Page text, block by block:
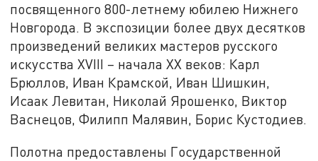
посвященного 800-летнему юбилею Нижнего
Новгорода. В экспозиции более двух десятков
произведений великих мастеров русского
искусства XVIII – начала XX веков: Карл
Брюллов, Иван Крамской, Иван Шишкин,
Исаак Левитан, Николай Ярошенко, Виктор
Васнецов, Филипп Малявин, Борис Кустодиев.
Полотна предоставлены Государственной